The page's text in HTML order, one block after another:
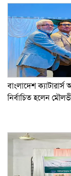
বাংলাদেশ
নির্বাচিত হলেন